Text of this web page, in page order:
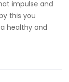
impulse and
this you
healthy and